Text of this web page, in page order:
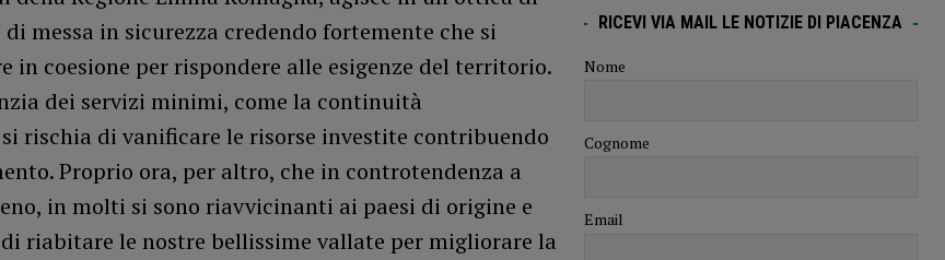
di messa in sicurezza credendo fortemente che si
in coesione per rispondere alle esigenze del territorio.
dei servizi minimi, come la continuità
rischia di vanificare le risorse investite contribuendo
Proprio ora, per altro, che in controtendenza a
in molti si sono riavvicinanti ai paesi di origine e
riabitare le nostre bellissime vallate per migliorare la
RICEVI VIA MAIL LE NOTIZIE DI PIACENZA
Nome
Cognome
Email